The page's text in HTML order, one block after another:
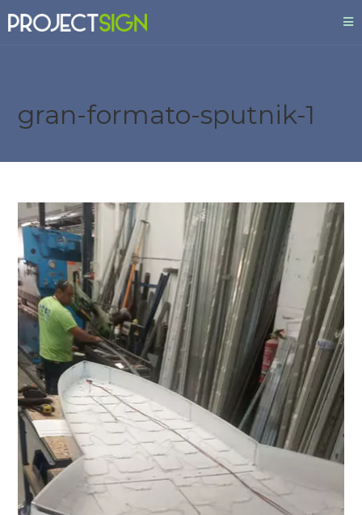
gran-formato-sputnik-1